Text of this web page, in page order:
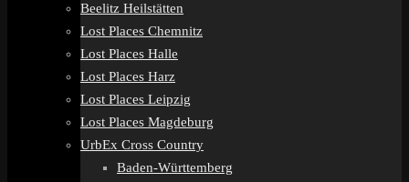
Beelitz Heilstätten
Lost Places Chemnitz
Lost Places Halle
Lost Places Harz
Lost Places Leipzig
Lost Places Magdeburg
UrbEx Cross Country
Baden-Württemberg